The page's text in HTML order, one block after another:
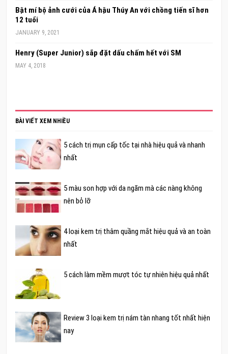
Bật mí bộ ảnh cưới của Á hậu Thúy An với chồng tiến sĩ hơn
12 tuổi
JANUARY 9, 2021
Henry (Super Junior) sắp đặt dấu chấm hết với SM
MAY 4, 2018
BÀI VIẾT XEM NHIỀU
5 cách trị mụn cấp tốc tại nhà hiệu quả và nhanh
nhất
5 màu son hợp với da ngăm mà các nàng không
nên bỏ lỡ
4 loại kem trị thâm quầng mắt hiệu quả và an toàn
nhất
5 cách làm mềm mượt tóc tự nhiên hiệu quả nhất
Review 3 loại kem trị nám tàn nhang tốt nhất hiện
nay